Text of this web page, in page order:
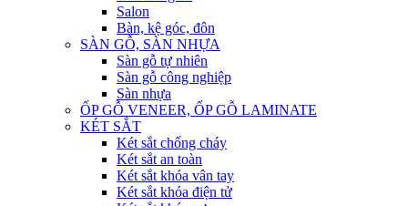
Salon
Bàn, kệ góc, đôn
SÀN GỖ, SÀN NHỰA
Sàn gỗ tự nhiên
Sàn gỗ công nghiệp
Sàn nhựa
ỐP GỖ VENEER, ỐP GỖ LAMINATE
KÉT SẮT
Két sắt chống cháy
Két sắt an toàn
Két sắt khóa vân tay
Két sắt khóa điện tử